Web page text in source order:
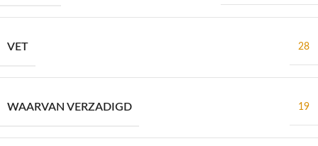
VET 28
WAARVAN VERZADIGD 19